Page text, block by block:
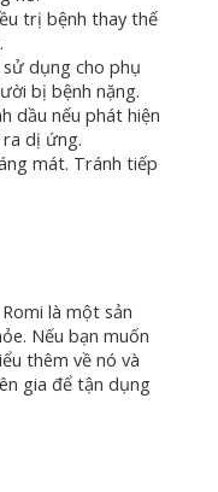
trị bệnh thay thế
sử dụng cho phụ
bị bệnh nặng.
dầu nếu phát hiện
ra dị ứng.
mát. Tránh tiếp
là một sản
Nếu bạn muốn
thêm về nó và
gia để tận dụng